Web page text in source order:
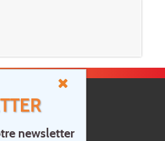
newsletter